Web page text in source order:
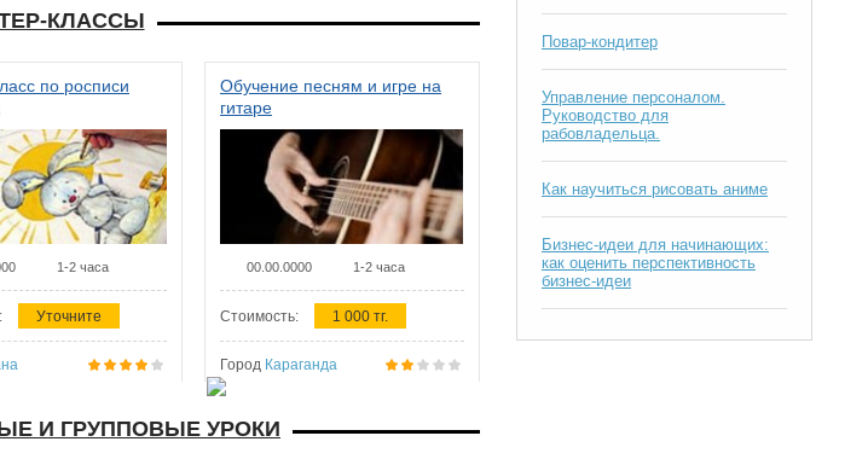
КЛАССЫ
по росписи
1-2 часа
Уточните
Обучение песням и игре на
гитаре
00.00.0000 1-2 часа
Стоимость: 1 000 тг.
Город Караганда
И ГРУППОВЫЕ УРОКИ
Повар-кондитер
Управление персоналом.
Руководство для
рабовладельца.
Как научиться рисовать аниме
Бизнес-идеи для начинающих:
как оценить перспективность
бизнес-идеи